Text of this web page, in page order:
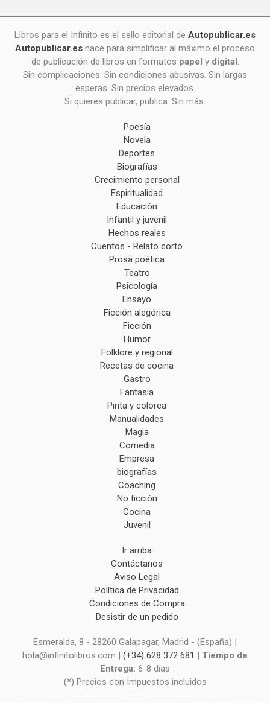
Libros para el Infinito es el sello editorial de Autopublicar.es
Autopublicar.es nace para simplificar al máximo el proceso
de publicación de libros en formatos papel y digital.
Sin complicaciones. Sin condiciones abusivas. Sin largas
esperas. Sin precios elevados.
Si quieres publicar, publica. Sin más.
Poesía
Novela
Deportes
Biografías
Crecimiento personal
Espiritualidad
Educación
Infantil y juvenil
Hechos reales
Cuentos - Relato corto
Prosa poética
Teatro
Psicología
Ensayo
Ficción alegórica
Ficción
Humor
Folklore y regional
Recetas de cocina
Gastro
Fantasía
Pinta y colorea
Manualidades
Magia
Comedia
Empresa
biografías
Coaching
No ficción
Cocina
Juvenil
Ir arriba
Contáctanos
Aviso Legal
Política de Privacidad
Condiciones de Compra
Desistir de un pedido
Esmeralda, 8 - 28260 Galapagar, Madrid - (España) |
hola@infinitolibros.com | (+34) 628 372 681 | Tiempo de
Entrega: 6-8 días
(*) Precios con Impuestos incluidos